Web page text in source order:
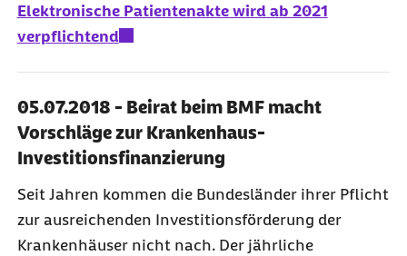
Elektronische Patientenakte wird ab 2021
verpflichtend
05.07.2018 - Beirat beim BMF macht
Vorschläge zur Krankenhaus-
Investitionsfinanzierung
Seit Jahren kommen die Bundesländer ihrer Pflicht
zur ausreichenden Investitionsförderung der
Krankenhäuser nicht nach. Der jährliche